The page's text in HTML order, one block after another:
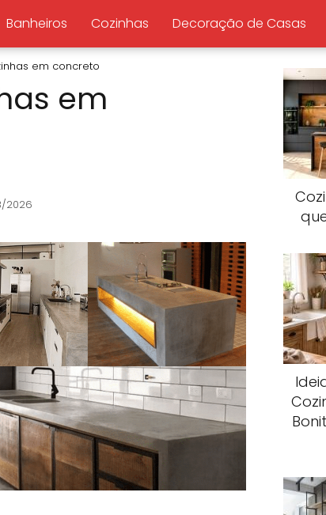
Banheiros Cozinhas Decoração de Casas
em concreto
em
2026